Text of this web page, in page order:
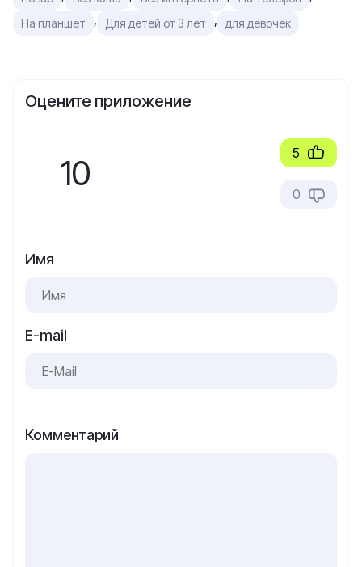
На планшет , Для детей от 3 лет , для девочек
Оцените приложение
10 5
0
Имя
E-mail
Комментарий